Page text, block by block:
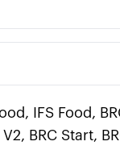
IFS Food,
BRC Start,